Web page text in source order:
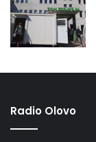
Radio Olovo